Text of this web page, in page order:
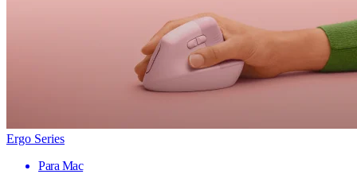
Ergo Series
Para Mac